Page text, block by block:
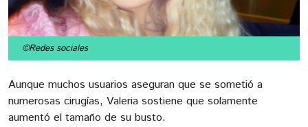
©Redes sociales
Aunque muchos usuarios aseguran que se sometió a
numerosas cirugías, Valeria sostiene que solamente
aumentó el tamaño de su busto.